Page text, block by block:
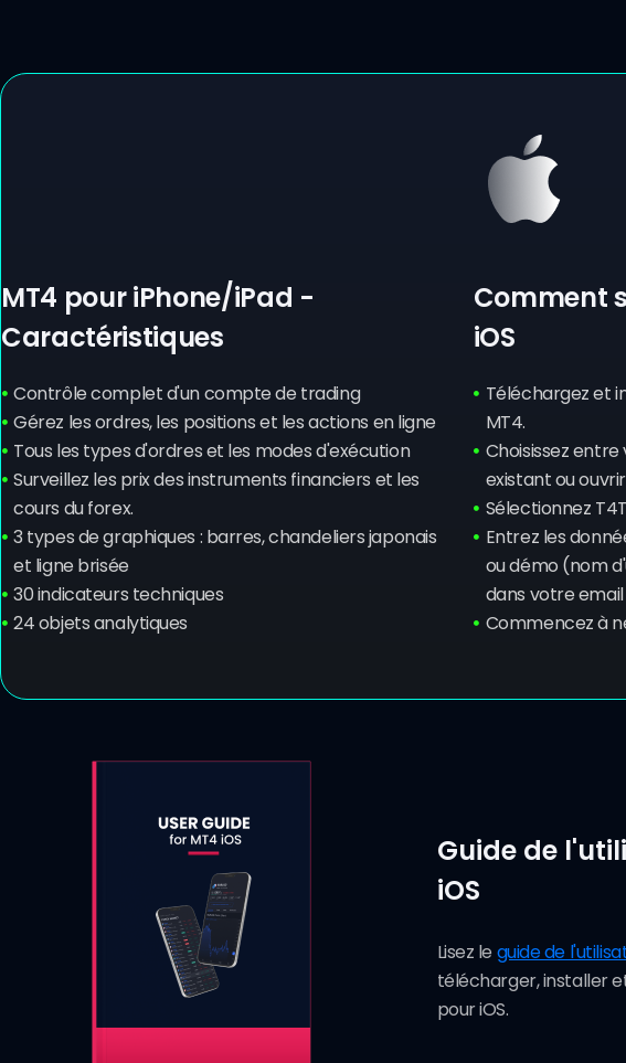
MT4 pour iPhone/iPad -
Caractéristiques
Contrôle complet d'un compte de trading
Gérez les ordres, les positions et les actions en ligne
Tous les types d'ordres et les modes d'exécution
Surveillez les prix des instruments financiers et les
cours du forex.
3 types de graphiques : barres, chandeliers japonais
et ligne brisée
30 indicateurs techniques
24 objets analytiques
Comment
iOS
Téléchargez et
MT4.
Choisissez
existant ou
Sélectionnez
Entrez les
ou démo (nom
dans votre
Commencez à
Guide de
iOS
Lisez le guide de
télécharger, installer
pour iOS.